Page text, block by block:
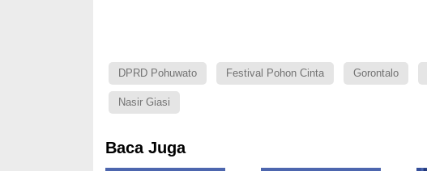
DPRD Pohuwato Festival Pohon Cinta Gorontalo
Nasir Giasi
Baca Juga